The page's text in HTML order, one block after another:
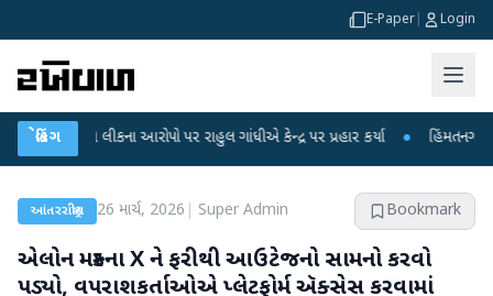
E-Paper Login
બ્રેકિંગ
લીકના આરોપો પર રાહુલ ગાંધીએ કેન્દ્ર પર પ્રહાર કર્યા ● હિંમતનગરમાં રહસ્યમય
આંતરરાષ્ટ્રીય 26 માર્ચ, 2026 Super Admin Bookmark
એલોન મસ્કના X ને ફરીથી આઉટેજનો સામનો કરવો
પડ્યો, વપરાશકર્તાઓએ પ્લેટફોર્મ ઍક્સેસ કરવામાં